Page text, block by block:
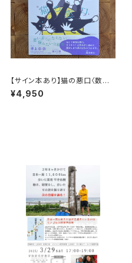
【サイン本あり】猫の悪口〈数量
限定・オリジナルトート付き〉
¥4,950